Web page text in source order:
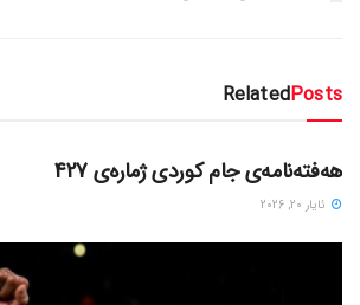
RelatedPosts
دسته‌بندی نشده
هەفتەنامەی جام کوردی ژمارەی 427
ئایار 20, 2026